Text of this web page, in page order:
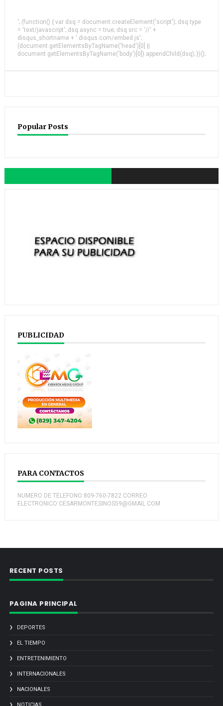
'; (function() { var dsq = document.createElement('script'); dsq.type
= 'text/javascript'; dsq.async = true; dsq.src = '//' +
disqus_shortname + '.disqus.com/embed.js';
(document.getElementsByTagName('head')[0] ||
document.getElementsByTagName('body')[0]).appendChild(dsq); })();
Popular Posts
PUBLICIDAD
PARA CONTACTOS
NUMERO DE TELEFONO:809-760-7822 CORREO
ELECTRONICO:CESARMONTESINOS59@GMAIL.COM
RECENT POSTS
PAGINA PRINCIPAL
DEPORTES
EL TIEMPO
ENTRETENIMIENTO
INTERNACIONALES
NACIONALES